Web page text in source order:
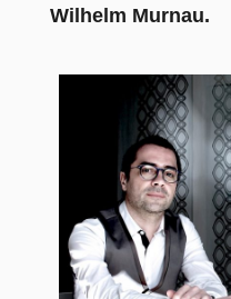
Wilhelm Murnau.